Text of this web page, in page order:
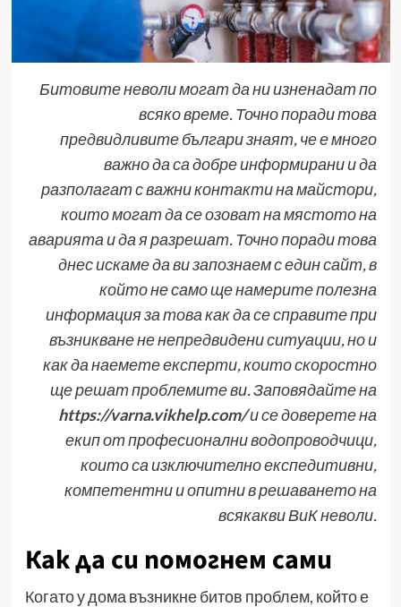
Битовите неволи могат да ни изненадат по
всяко време. Точно поради това
предвидливите българи знаят, че е много
важно да са добре информирани и да
разполагат с важни контакти на майстори,
които могат да се озоват на мястото на
аварията и да я разрешат. Точно поради това
днес искаме да ви запознаем с един сайт, в
който не само ще намерите полезна
информация за това как да се справите при
възникване не непредвидени ситуации, но и
как да наемете експерти, които скоростно
ще решат проблемите ви. Заповядайте на
https://varna.vikhelp.com/и се доверете на
екип от професионални водопроводчици,
които са изключително експедитивни,
компетентни и опитни в решаването на
всякакви ВиК неволи.
Как да си помогнем сами
Когато у дома възникне битов проблем, който е